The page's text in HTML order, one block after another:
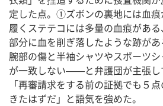
定した点。①ズボンの裏地には血
履くステテコには多量の血痕があ
部分に血を削ぎ落したような跡が
腕部の傷と半袖シャツやスポーツ
が一致しない——と弁護団が主張し
「再審請求をする前の証拠でも５
きたはずだ」と語気を強めた。